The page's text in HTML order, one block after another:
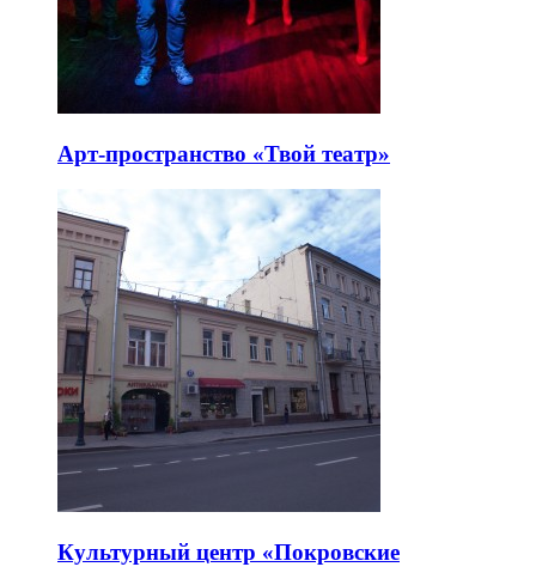
Арт-пространство «Твой театр»
Культурный центр «Покровские